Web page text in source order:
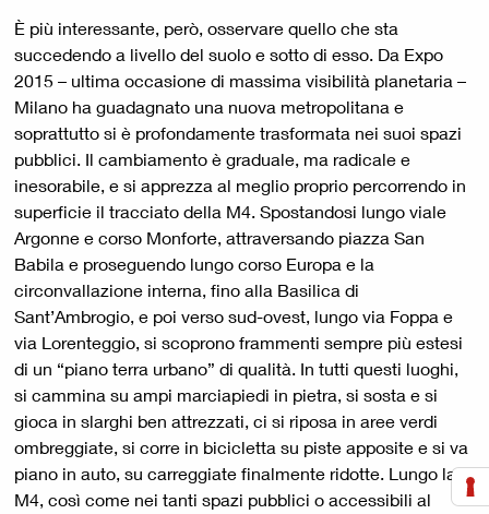
È più interessante, però, osservare quello che sta
succedendo a livello del suolo e sotto di esso. Da Expo
2015 – ultima occasione di massima visibilità planetaria –
Milano ha guadagnato una nuova metropolitana e
soprattutto si è profondamente trasformata nei suoi spazi
pubblici. Il cambiamento è graduale, ma radicale e
inesorabile, e si apprezza al meglio proprio percorrendo in
superficie il tracciato della M4. Spostandosi lungo viale
Argonne e corso Monforte, attraversando piazza San
Babila e proseguendo lungo corso Europa e la
circonvallazione interna, fino alla Basilica di
Sant’Ambrogio, e poi verso sud-ovest, lungo via Foppa e
via Lorenteggio, si scoprono frammenti sempre più estesi
di un “piano terra urbano” di qualità. In tutti questi luoghi,
si cammina su ampi marciapiedi in pietra, si sosta e si
gioca in slarghi ben attrezzati, ci si riposa in aree verdi
ombreggiate, si corre in bicicletta su piste apposite e si va
piano in auto, su carreggiate finalmente ridotte. Lungo la
M4, così come nei tanti spazi pubblici o accessibili al